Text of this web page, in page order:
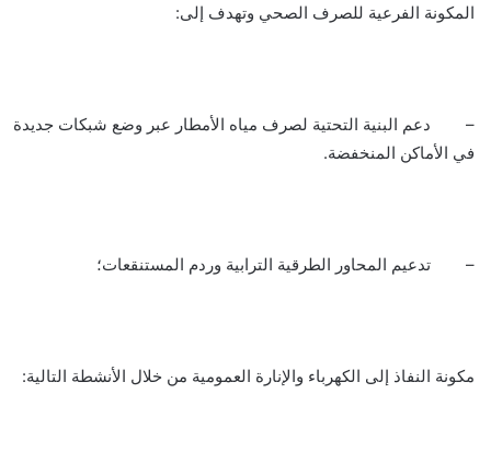
المكونة الفرعية للصرف الصحي وتهدف إلى:
– دعم البنية التحتية لصرف مياه الأمطار عبر وضع شبكات جديدة
في الأماكن المنخفضة.
– تدعيم المحاور الطرقية الترابية وردم المستنقعات؛
مكونة النفاذ إلى الكهرباء والإنارة العمومية من خلال الأنشطة التالية: